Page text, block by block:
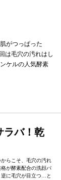
がつっぱった
は毛穴の汚れはし
ケルの人気酵素
ラバ！乾
らこそ、毛穴の汚れ
が酵素配合の洗顔パ
逆に毛穴が目立つ…と